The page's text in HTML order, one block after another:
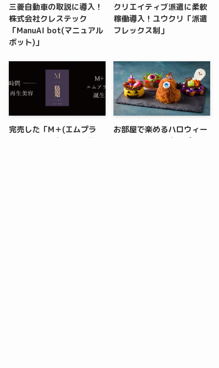
三菱自動車の取説に導入！
株式会社クレステック
「ManuAI bot(マニュアル
ボット)」
クリエイティブ派遣に柔軟
稼働導入！ユウクリ「派遣
フレックス制」
完売した「M＋(エムプラ
ス)」が8月下旬に再入荷！
お部屋で楽めるハロウィー
ンスイーツ付き宿泊プラ